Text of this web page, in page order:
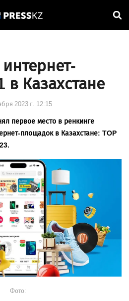
Казахстане
2023 г. 12:15
первое место в ренкинге
площадок в Казахстане: TOP
Фото: